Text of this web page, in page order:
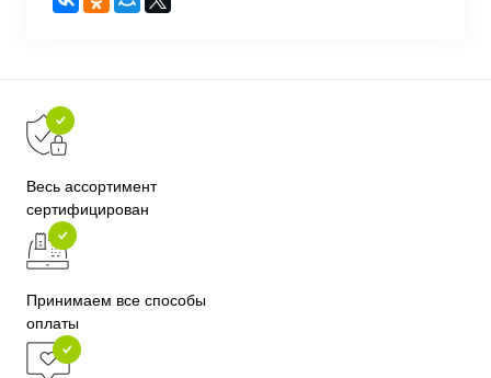
Весь ассортимент
сертифицирован
Принимаем все способы
оплаты